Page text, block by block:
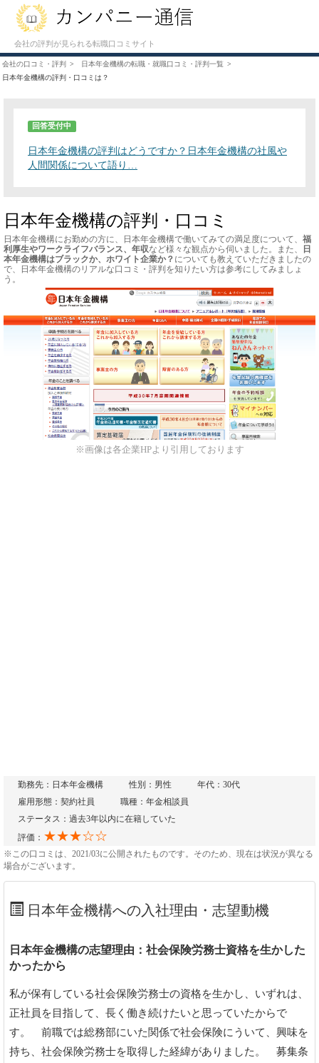
会社の評判が見られる転職口コミサイト
会社の口コミ・評判
日本年金機構の転職・就職口コミ・評判一覧
日本年金機構の評判・口コミは？
回答受付中
日本年金機構の評判はどうですか？日本年金機構の社風や
人間関係について語り…
日本年金機構の評判・口コミ
日本年金機構にお勤めの方に、日本年金機構で働いてみての満足度について、 福
利厚生やワークライフバランス、年収など様々な観点から伺いました。また、
日
本年金機構はブラックか、ホワイト企業か？ についても教えていただきましたの
で、日本年金機構のリアルな口コミ・評判を知りたい方は参考にしてみましょ
う。
※画像は各企業HPより引用しております
勤務先：日本年金機構 性別：男性
年代：30代
雇用形態：契約社員
職種：年金相談員
ステータス：過去3年以内に在籍していた
評価： ★★★☆☆
※この口コミは、2021/03に公開されたものです。そのため、現在は状況が異なる
場合がございます。
日本年金機構への入社理由・志望動機
日本年金機構の志望理由：社会保険労務士資格を生かした
かったから
私が保有している社会保険労務士の資格を生かし、いずれは、
正社員を目指して、長く働き続けたいと思っていたからで
す。 前職では総務部にいた関係で社会保険にういて、興味を
持ち、社会保険労務士を取得した経緯がありました。 募集条